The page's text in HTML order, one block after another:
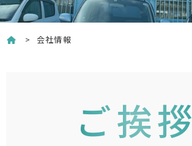
会社情報
ご挨拶